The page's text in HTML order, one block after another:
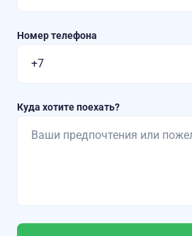
Номер телефона
Куда хотите поехать?